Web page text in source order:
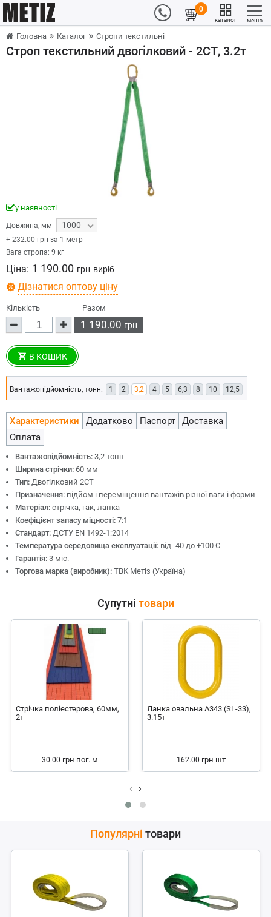
0
каталог меню
Головна Каталог Стропи текстильні
Строп текстильний двогілковий - 2СТ, 3.2т
у наявності
Довжина, мм 1000
+ 232.00 грн за 1 метр
Вага стропа: 9 кг
Ціна: 1 190.00 грн виріб
Дізнатися оптову ціну
Кількість Разом
1 190.00 грн
В КОШИК
Вантажопідйомність, тонн: 1 2 3,2 4 5 6,3 8 10 12,5
Характеристики Додатково Паспорт
Доставка
Оплата
Вантажопідйомність: 3,2 тонн
Ширина стрічки: 60 мм
Тип: Двогілковий 2СТ
Призначення: підйом і переміщення вантажів різної ваги і форми
Матеріал: стрічка, гак, ланка
Коефіцієнт запасу міцності: 7:1
Стандарт: ДСТУ EN 1492-1:2014
Температура середовища експлуатації: від -40 до +100 С
Гарантія: 3 міс.
Торгова марка (виробник): ТВК Метіз (Україна)
Супутні товари
Стрічка поліестерова, 60мм,
2т
30.00 грн пог. м
Ланка овальна А343 (SL-33),
3.15т
162.00 грн шт
‹ ›
Популярні товари